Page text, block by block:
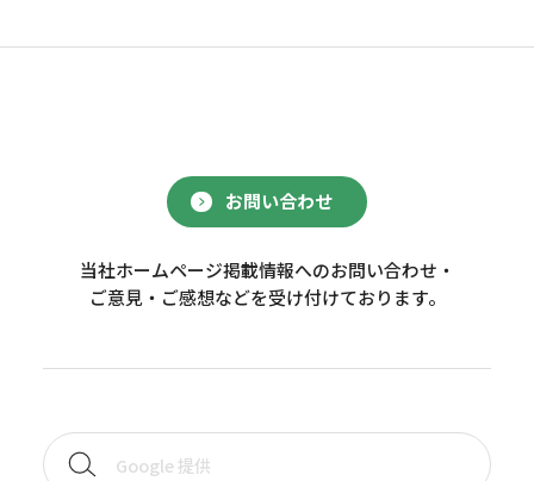
お問い合わせ
当社ホームページ掲載情報へのお問い合わせ・
ご意見・ご感想などを受け付けております。